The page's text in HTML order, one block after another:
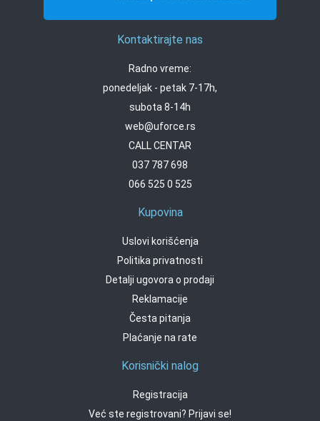
Kontaktirajte nas
Radno vreme:
ponedeljak - petak 7-17h,
subota 8-14h
web@uforce.rs
CALL CENTAR
037 787 698
066 525 0 525
Kupovina
Uslovi korišćenja
Politika privatnosti
Detalji ugovora o prodaji
Reklamacije
Česta pitanja
Plaćanje na rate
Korisnički nalog
Registracija
Već ste registrovani? Prijavi se!